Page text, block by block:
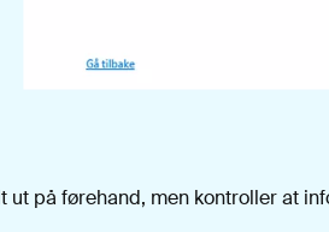
ut på førehand, men kontroller at